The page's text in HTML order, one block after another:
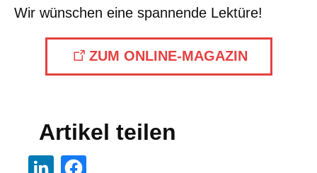
Wir wünschen eine spannende Lektüre!
ZUM ONLINE-MAGAZIN
Artikel teilen